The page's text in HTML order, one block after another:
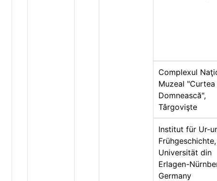
Complexul
Muzeal "Curtea
Domnească",
Târgovişte
Institut für Ur-
Frühgeschichte,
Universität din
Erlagen-
Germany